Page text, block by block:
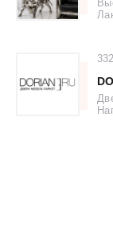
332